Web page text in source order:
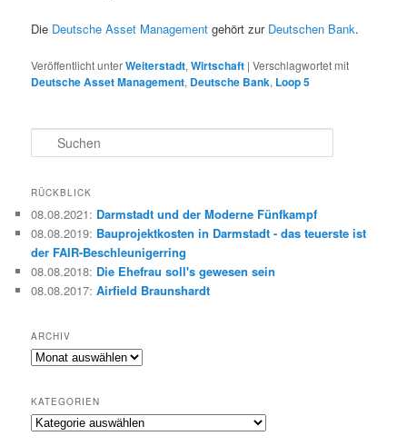
Die Deutsche Asset Management gehört zur Deutschen Bank.
Veröffentlicht unterWeiterstadt,Wirtschaft |Verschlagwortet mit
Deutsche Asset Management, Deutsche Bank, Loop 5
u
h
n
RÜCKBLICK
08.08.2021: Darmstadt und der Moderne Fünfkampf
08.08.2019: Bauprojektkosten in Darmstadt - das teuerste ist
der FAIR-Beschleunigerring
08.08.2018: Die Ehefrau soll's gewesen sein
08.08.2017:Airfield Braunshardt
ARCHIV
Archiv
KATEGORIEN
Kategorien